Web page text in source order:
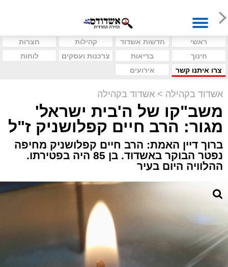
ראשי חדשות אשדוד קהילות
חצרות
חינוך
בריאות צרכנות ועסקים
לוחות
צרו איתנו קשר
אירועים
אשדוד בקהילה > אשדוד בקהילה
משב"קו של ה'בית ישראל'
מגור: הרב חיים קפלושניק ז"ל
ברוך דיין האמת: הרב חיים קפלושניק מחיפה
נפטר הבוקר באשדוד. בן 85 היה בפטירתו.
ההלוויה היום בעיר